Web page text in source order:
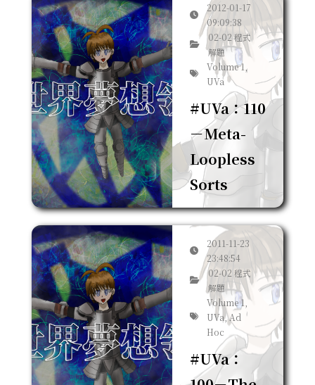
2012-01-17
09:09:38
02-02 程式
解題
Volume 1,
UVa
#UVa：110
－Meta-
Loopless
Sorts
2011-11-23
23:48:54
02-02 程式
解題
Volume 1,
UVa, Ad
Hoc
#UVa：